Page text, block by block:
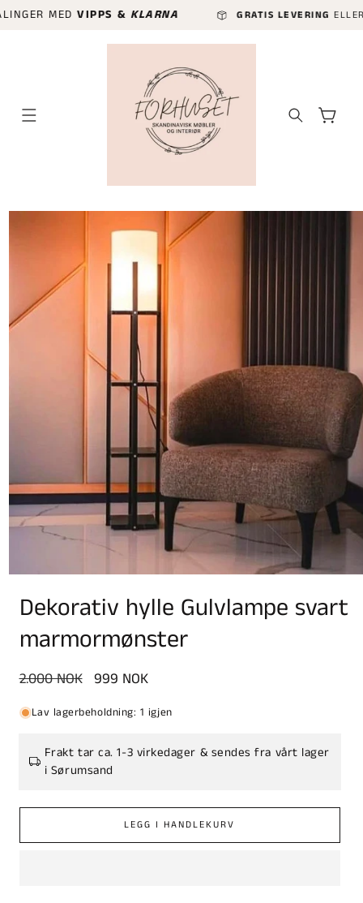
TIL
MEDVIPPS &KLARNA GRATIS LEVERINGELLER
Handlekurv
Dekorativ hylle Gulvlampe svart
marmormønster
Vanlig
pris
2.000 NOK Salgspris
999 NOK
Lav lagerbeholdning: 1 igjen
Frakt tar ca. 1-3 virkedager & sendes fra vårt lager
i Sørumsand
LEGG I HANDLEKURV